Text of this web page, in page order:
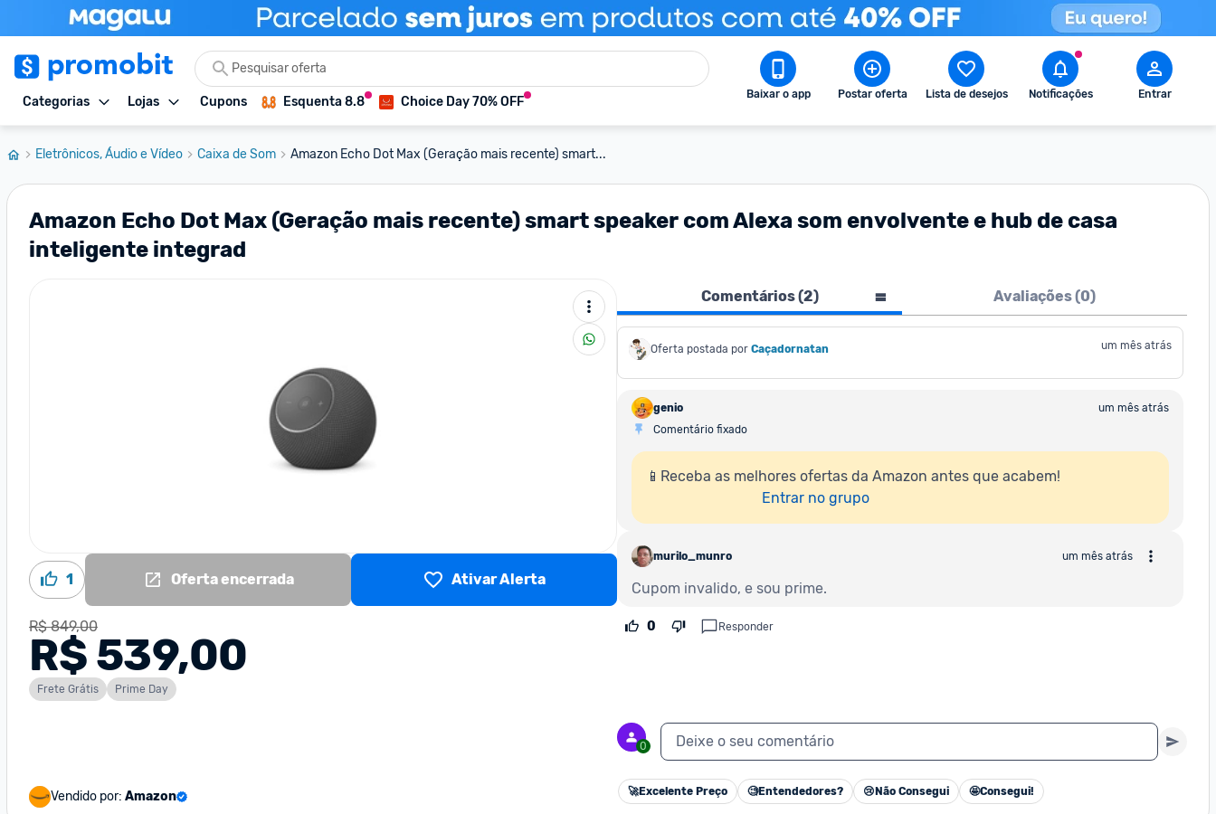
Categorias Lojas Cupons Esquenta 8.8 Choice Day 70% OFF Baixar o app Postar oferta Lista de desejos Notificações Entrar
Eletrônicos, Áudio e Vídeo Caixa de Som Amazon Echo Dot Max (Geração mais recente) smart...
Amazon Echo Dot Max (Geração mais recente) smart speaker com Alexa som envolvente e hub de casa
inteligente integrad
1 Oferta encerrada Ativar Alerta
R$ 849,00
R$ 539,00
Frete Grátis Prime Day
Vendido por: Amazon
Comentários (2) Avaliações (0)
Oferta postada por Caçadornatan um mês atrás
genio
um mês atrás
Comentário fixado
📱Receba as melhores ofertas da Amazon antes que acabem!
Entrar no grupo
murilo_munro um mês atrás
Cupom invalido, e sou prime.
0 Responder
0 Deixe o seu comentário
🚀Excelente Preço 🧐Entendedores? 😢 Não Consegui 🤩Consegui!